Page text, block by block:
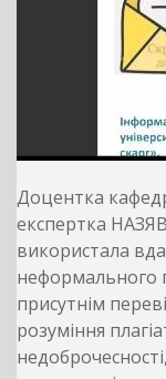
Доцентка
експертка
використала
неформального
присутнім
розуміння